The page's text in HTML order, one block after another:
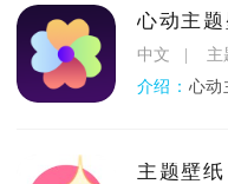
心动主
中文 主
介绍： 心动主
主题壁纸